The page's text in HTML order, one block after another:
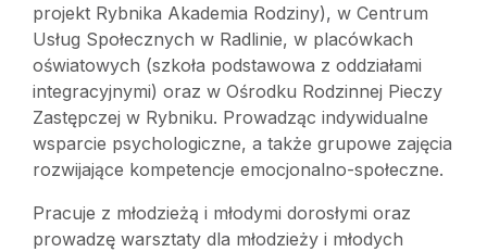
projekt Rybnika Akademia Rodziny), w Centrum
Usług Społecznych w Radlinie, w placówkach
oświatowych (szkoła podstawowa z oddziałami
integracyjnymi) oraz w Ośrodku Rodzinnej Pieczy
Zastępczej w Rybniku. Prowadząc indywidualne
wsparcie psychologiczne, a także grupowe zajęcia
rozwijające kompetencje emocjonalno-społeczne.
Pracuje z młodzieżą i młodymi dorosłymi oraz
prowadzę warsztaty dla młodzieży i młodych